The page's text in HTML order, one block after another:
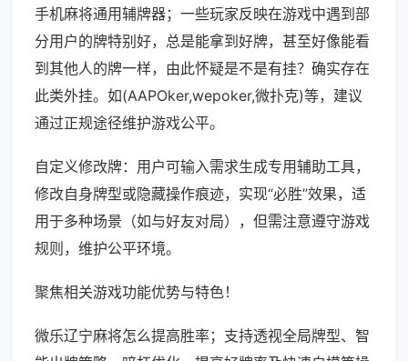
手机麻将通用辅牌器；一些玩家反映在游戏中遇到部
分用户的牌特别好，总是能拿到好牌，甚至好像能看
到其他人的牌一样，由此怀疑是不是有挂？确实存在
此类外挂。如(AAPOker,wepoker,微扑克)等，建议
通过正规途径维护游戏公平。
自定义修改牌：用户可输入需求生成专用辅助工具，
修改自身牌型或隐藏操作痕迹，实现“必胜”效果，适
用于多种场景（如与好友对局），但需注意遵守游戏
规则，维护公平环境。
聚焦相关游戏功能优势与特色！
微乐辽宁麻将怎么提高胜率；支持透视全局牌型、智